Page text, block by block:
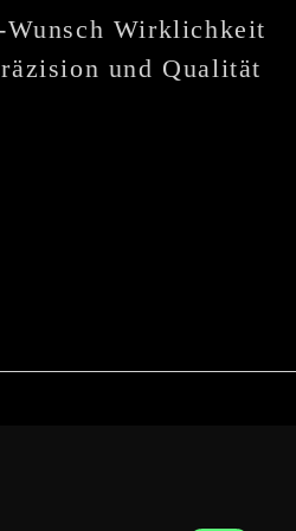
Wunsch Wirklichkeit
und Qualität